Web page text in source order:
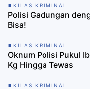
KILAS KRIMINAL
Polisi Gadungan
Bisa!
KILAS KRIMINAL
Oknum Polisi Pukul
Kg Hingga Tewas
KILAS KRIMINAL